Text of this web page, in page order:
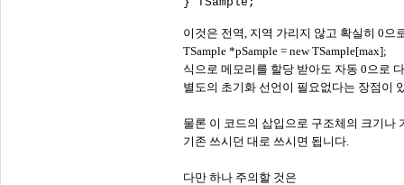
이것은 전역, 지역 가리지 않고 확실히 0으
TSample *pSample = new TSample[max];
식으로 메모리를 할당 받아도 자동 0으로
별도의 초기화 선언이 필요없다는 장점이
물론 이 코드의 삽입으로 구조체의 크기나
기존 쓰시던 대로 쓰시면 됩니다.
다만 하나 주의할 것은